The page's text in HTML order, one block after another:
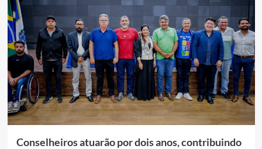
Conselheiros atuarão por dois anos, contribuindo